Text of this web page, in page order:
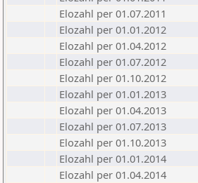
Elozahl per 01.07.2011
Elozahl per 01.01.2012
Elozahl per 01.04.2012
Elozahl per 01.07.2012
Elozahl per 01.10.2012
Elozahl per 01.01.2013
Elozahl per 01.04.2013
Elozahl per 01.07.2013
Elozahl per 01.10.2013
Elozahl per 01.01.2014
Elozahl per 01.04.2014